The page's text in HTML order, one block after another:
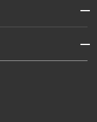
開閉
開閉